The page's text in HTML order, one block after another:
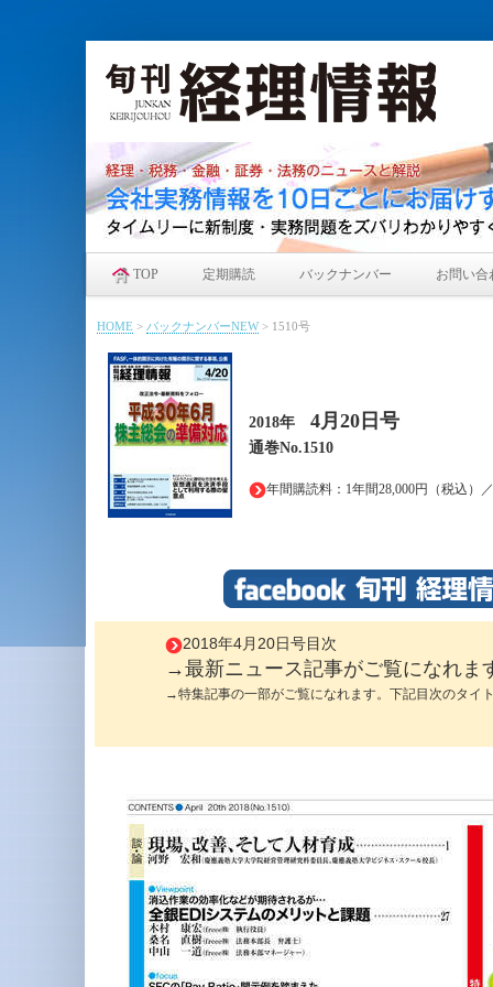
TOP 定期購読 バックナンバー お問い合
HOME > バックナンバーNEW> 1510号
2018年 4月20日 号
通巻No.1510
年間購読料：1年間28,000円（税込）
2018年4月20日号目次
→最新ニュース記事がご覧になれま
→特集記事の一部がご覧になれます。下記目次のタイ